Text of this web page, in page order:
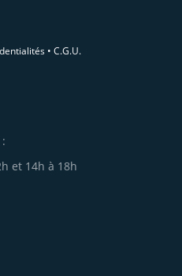
• C.G.U.
et 14h à 18h